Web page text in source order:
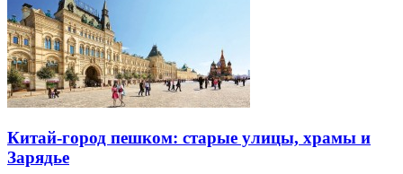
Китай-город пешком: старые улицы, храмы и
Зарядье